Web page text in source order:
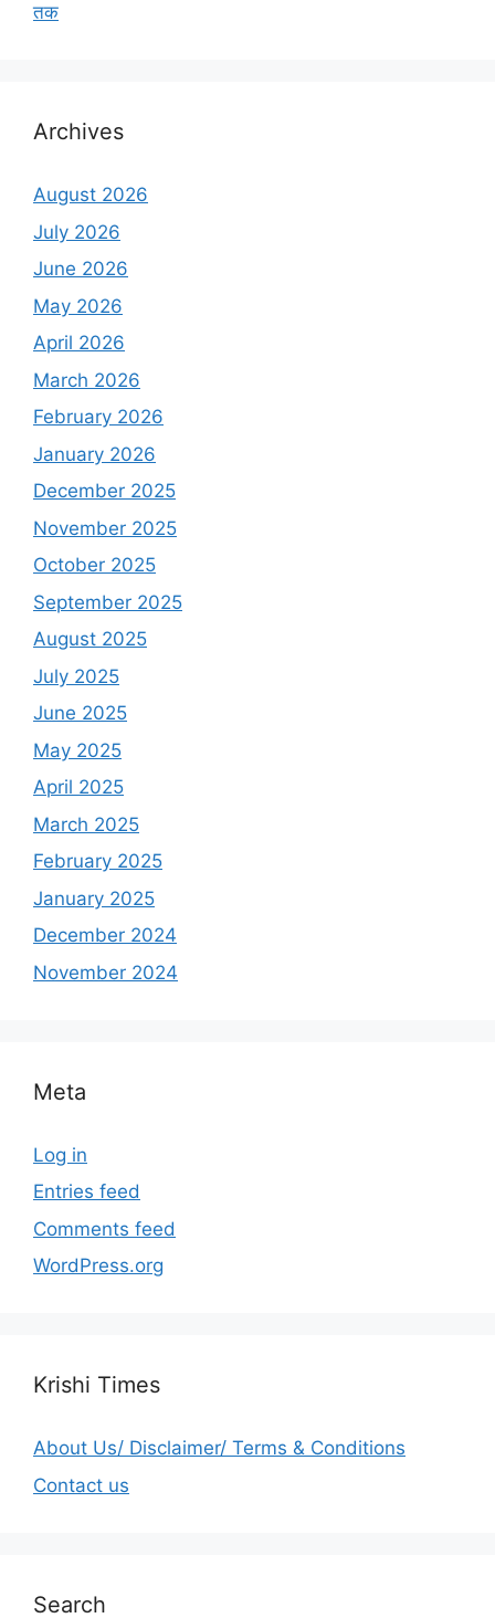
तक
Archives
August 2026
July 2026
June 2026
May 2026
April 2026
March 2026
February 2026
January 2026
December 2025
November 2025
October 2025
September 2025
August 2025
July 2025
June 2025
May 2025
April 2025
March 2025
February 2025
January 2025
December 2024
November 2024
Meta
Log in
Entries feed
Comments feed
WordPress.org
Krishi Times
About Us/ Disclaimer/ Terms & Conditions
Contact us
Search